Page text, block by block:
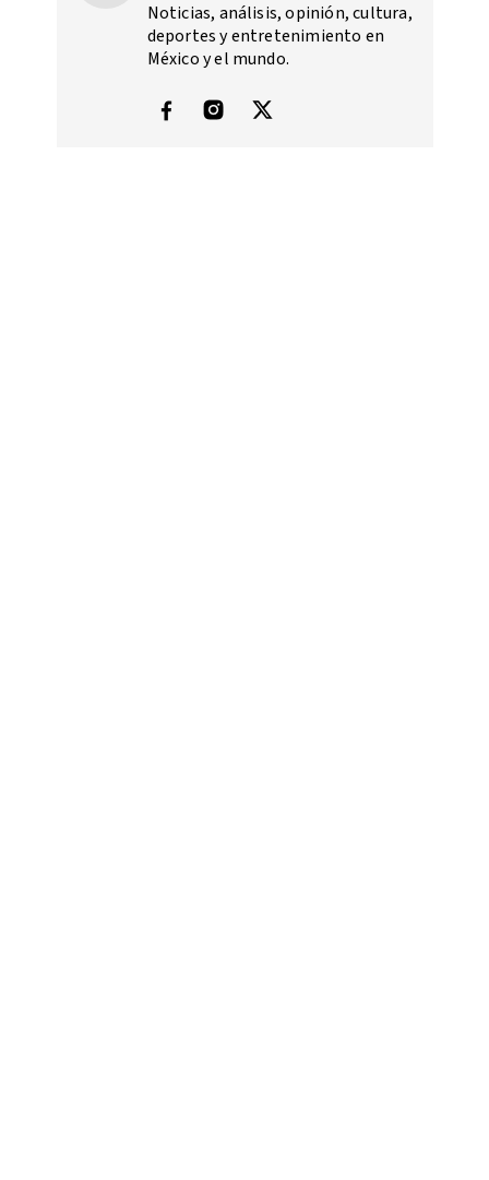
Noticias, análisis, opinión, cultura,
deportes y entretenimiento en
México y el mundo.